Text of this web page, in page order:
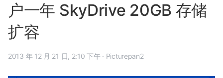
户一年 SkyDrive 20GB 存储
扩容
2013 年 12 月 21 日, 2:10 下午 · Picturepan2